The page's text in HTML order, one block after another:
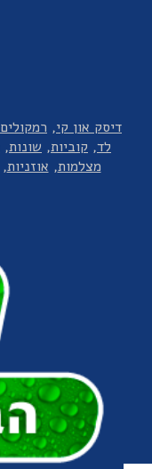
דיסק און קי רמקולים
לד קוביות שונות
מצלמות אוזניות